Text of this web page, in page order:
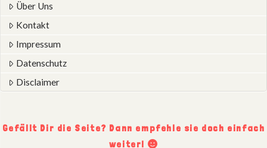
Über Uns
Kontakt
Impressum
Datenschutz
Disclaimer
Gefällt Dir die Seite? Dann empfehle sie doch einfach
weiter!